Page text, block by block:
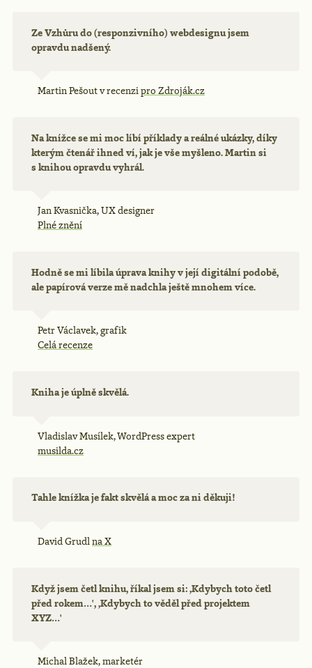
Ze Vzhůru do (responzivního) webdesignu jsem
opravdu nadšený.
Martin Pešout v recenzipro Zdroják.cz
Na knížce se mi moc líbí příklady a reálné ukázky, díky
kterým čtenář ihned ví, jak je vše myšleno. Martin si
s knihou opravdu vyhrál.
Jan Kvasnička, UX designer
Plné znění
Hodně se mi líbila úprava knihy v její digitální podobě,
ale papírová verze mě nadchla ještě mnohem více.
Petr Václavek, grafik
Celá recenze
Kniha je úplně skvělá.
Vladislav Musílek, WordPress expert
musilda.cz
Tahle knížka je fakt skvělá a moc za ni děkuji!
David Grudlna X
Když jsem četl knihu, říkal jsem si: ‚Kdybych toto četl
před rokem…', ‚Kdybych to věděl před projektem
XYZ…'
Michal Blažek, marketér